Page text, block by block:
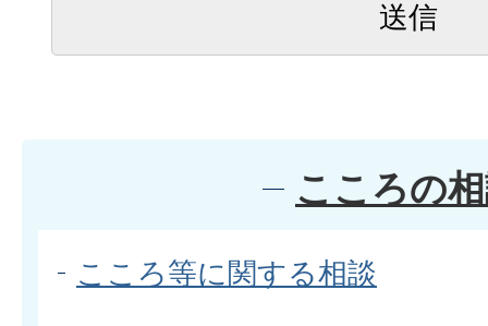
こころの
こころ等に関する相談